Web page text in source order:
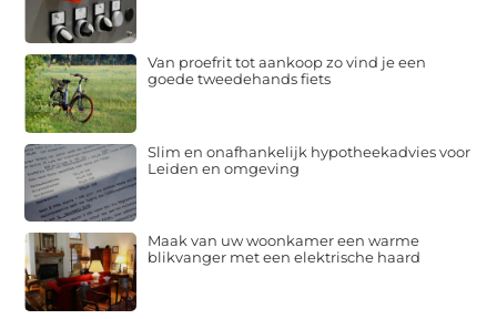
Van proefrit tot aankoop zo vind je een
goede tweedehands fiets
Slim en onafhankelijk hypotheekadvies voor
Leiden en omgeving
Maak van uw woonkamer een warme
blikvanger met een elektrische haard